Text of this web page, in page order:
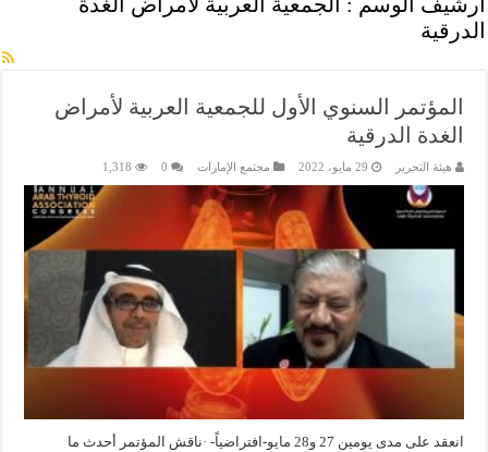
الدرقية
المؤتمر السنوي الأول للجمعية العربية لأمراض
الغدة الدرقية
هيئة التحرير 29 مايو، 2022 مجتمع الإمارات 0
1,318
انعقد على مدى يومين 27 و28 مايو-افتراضياً- ·ناقش المؤتمر أحدث ما